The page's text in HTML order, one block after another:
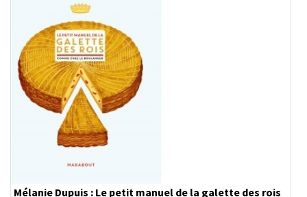
Mélanie Dupuis : Le petit manuel de la galette des rois